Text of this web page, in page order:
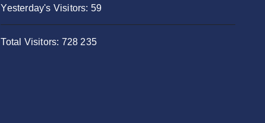
Yesterday's Visitors: 59
Total Visitors: 728 235